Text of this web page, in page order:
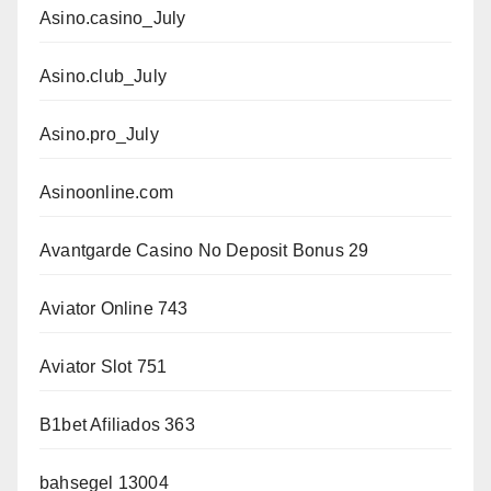
Asino.casino_July
Asino.club_July
Asino.pro_July
Asinoonline.com
Avantgarde Casino No Deposit Bonus 29
Aviator Online 743
Aviator Slot 751
B1bet Afiliados 363
bahsegel 13004